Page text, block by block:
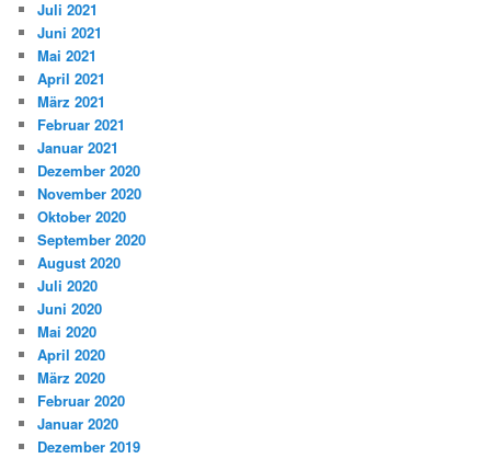
Juli 2021
Juni 2021
Mai 2021
April 2021
März 2021
Februar 2021
Januar 2021
Dezember 2020
November 2020
Oktober 2020
September 2020
August 2020
Juli 2020
Juni 2020
Mai 2020
April 2020
März 2020
Februar 2020
Januar 2020
Dezember 2019